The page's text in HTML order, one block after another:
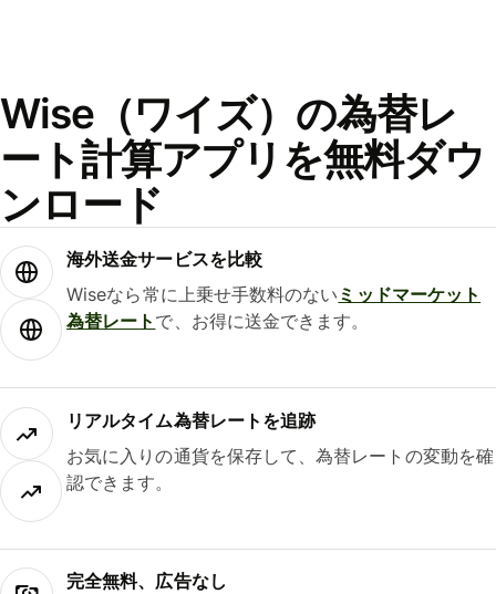
Wise（ワイズ）の為替レ
ート計算アプリを無料ダウ
ンロード
海外送金サービスを比較
Wiseなら常に上乗せ手数料のない ミッドマーケット
為替レート で、お得に送金できます。
リアルタイム為替レートを追跡
お気に入りの通貨を保存して、為替レートの変動を確
認できます。
完全無料、広告なし